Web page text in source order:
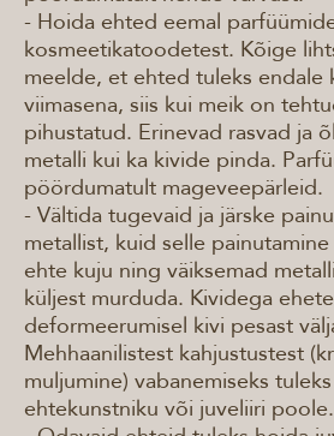
- Hoida ehted eemal
kosmeetikatoodetest. Kõige
meelde, et ehted tuleks endale
viimasena, siis kui meik on
pihustatud. Erinevad rasvad ja
metalli kui ka kivide pinda.
pöördumatult mageveepärleid.
- Vältida tugevaid ja järske
metallist, kuid selle
ehte kuju ning väiksemad
küljest murduda. Kividega
deformeerumisel kivi pesast
Mehhaanilistest kahjustustest
muljumine) vabanemiseks
ehtekunstniku või juveliiri poole.